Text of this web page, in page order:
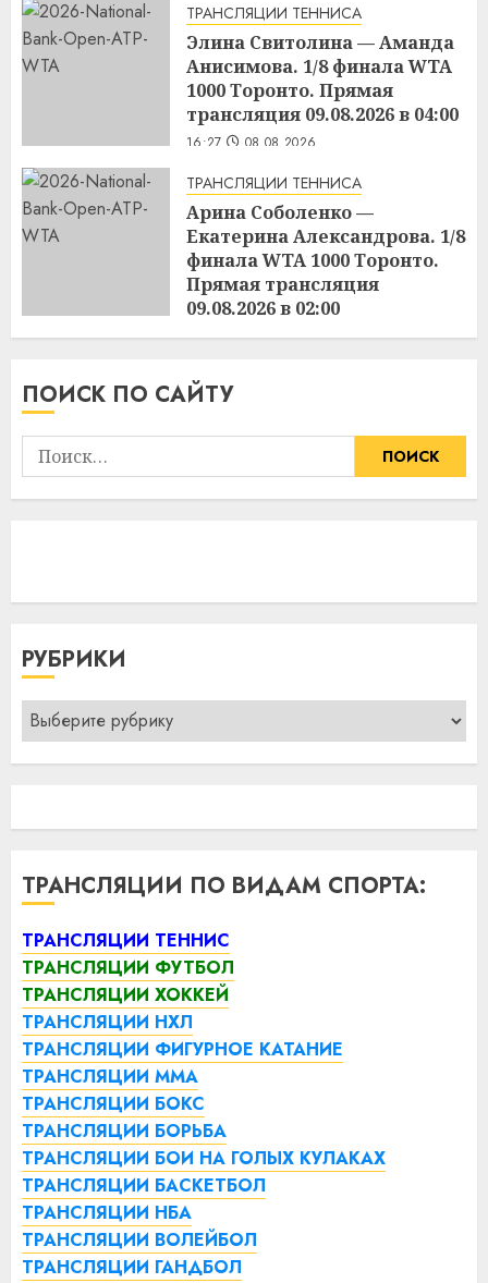
ТРАНСЛЯЦИИ ТЕННИСА
Элина Свитолина — Аманда
Анисимова. 1/8 финала WTA
1000 Торонто. Прямая
трансляция 09.08.2026 в 04:00
16:27 08.08.2026
ТРАНСЛЯЦИИ ТЕННИСА
Арина Соболенко —
Екатерина Александрова. 1/8
финала WTA 1000 Торонто.
Прямая трансляция
09.08.2026 в 02:00
16:25 08.08.2026
ПОИСК ПО САЙТУ
Найти:
РУБРИКИ
Рубрики
ТРАНСЛЯЦИИ ПО ВИДАМ СПОРТА:
ТРАНСЛЯЦИИ ТЕННИС
ТРАНСЛЯЦИИ ФУТБОЛ
ТРАНСЛЯЦИИ ХОККЕЙ
ТРАНСЛЯЦИИ НХЛ
ТРАНСЛЯЦИИ ФИГУРНОЕ КАТАНИЕ
ТРАНСЛЯЦИИ ММА
ТРАНСЛЯЦИИ БОКС
ТРАНСЛЯЦИИ БОРЬБА
ТРАНСЛЯЦИИ БОИ НА ГОЛЫХ КУЛАКАХ
ТРАНСЛЯЦИИ БАСКЕТБОЛ
ТРАНСЛЯЦИИ НБА
ТРАНСЛЯЦИИ ВОЛЕЙБОЛ
ТРАНСЛЯЦИИ ГАНДБОЛ